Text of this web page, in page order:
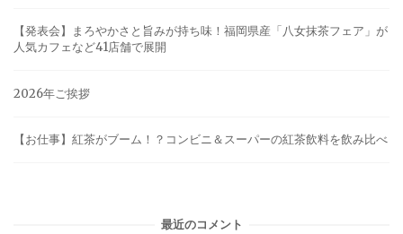
【発表会】まろやかさと旨みが持ち味！福岡県産「八女抹茶フェア」が
人気カフェなど41店舗で展開
2026年ご挨拶
【お仕事】紅茶がブーム！？コンビニ＆スーパーの紅茶飲料を飲み比べ
最近のコメント